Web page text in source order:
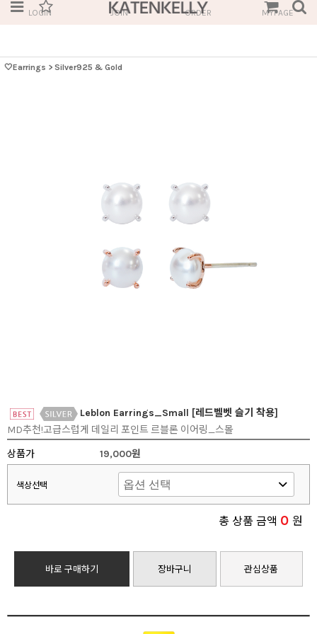
LOGIN JOIN ORDER MYPAGE
🤍Earrings > Silver925 & Gold
Leblon Earrings_Small [레드벨벳 슬기 착용]
MD추천!고급스럽게 데일리 포인트 르블론 이어링_스몰
상품가
19,000원
색상선택
총 상품 금액 0 원
바로 구매하기 장바구니 관심상품